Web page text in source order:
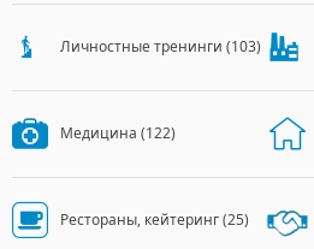
Личностные тренинги (103)
Медицина (122)
Рестораны, кейтеринг(25)